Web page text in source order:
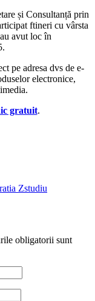
și Consultanță prin
ftineri cu vârsta
avut loc în
pe adresa dvs de e-
electronice,
gratuit.
Zstudiu
obligatorii sunt